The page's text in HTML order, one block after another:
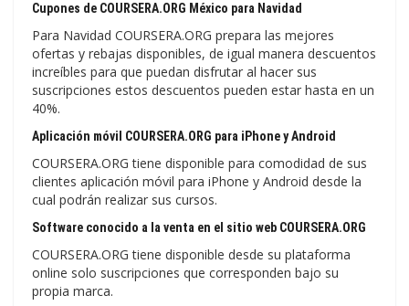
Cupones de COURSERA.ORG México para Navidad
Para Navidad COURSERA.ORG prepara las mejores
ofertas y rebajas disponibles, de igual manera descuentos
increíbles para que puedan disfrutar al hacer sus
suscripciones estos descuentos pueden estar hasta en un
40%.
Aplicación móvil COURSERA.ORG para iPhone y Android
COURSERA.ORG tiene disponible para comodidad de sus
clientes aplicación móvil para iPhone y Android desde la
cual podrán realizar sus cursos.
Software conocido a la venta en el sitio web COURSERA.ORG
COURSERA.ORG tiene disponible desde su plataforma
online solo suscripciones que corresponden bajo su
propia marca.